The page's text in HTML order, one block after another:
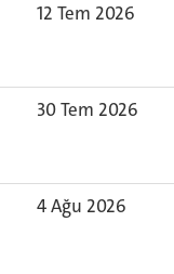
12 Tem 2026
30 Tem 2026
4 Ağu 2026